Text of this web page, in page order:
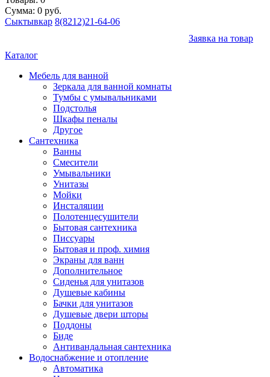
Сумма: 0 руб.
Сыктывкар 8(8212)21-64-06
Заявка на товар
Каталог
Мебель для ванной
Зеркала для ванной комнаты
Тумбы с умывальниками
Подстолья
Шкафы пеналы
Другое
Сантехника
Ванны
Смесители
Умывальники
Унитазы
Мойки
Инсталяции
Полотенцесушители
Бытовая сантехника
Писсуары
Бытовая и проф. химия
Экраны для ванн
Дополнительное
Сиденья для унитазов
Душевые кабины
Бачки для унитазов
Душевые двери шторы
Поддоны
Биде
Антивандальная сантехника
Водоснабжение и отопление
Автоматика